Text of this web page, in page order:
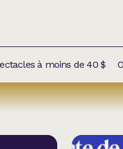
à moins de 40 $